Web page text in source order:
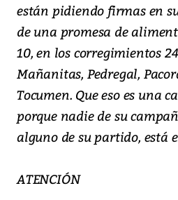
están pidiendo firmas en
de una promesa de
10, en los corregimientos
Mañanitas, Pedregal,
Tocumen. Que eso es una
porque nadie de su
alguno de su partido, está
ATENCIÓN